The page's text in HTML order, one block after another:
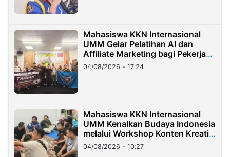
Mahasiswa KKN Internasional
UMM Gelar Pelatihan AI dan
Affiliate Marketing bagi Pekerja
Migran Indonesia di Taiwan
04/08/2026 - 17:24
Mahasiswa KKN Internasional
UMM Kenalkan Budaya Indonesia
melalui Workshop Konten Kreatif
di Taiwan
04/08/2026 - 10:27